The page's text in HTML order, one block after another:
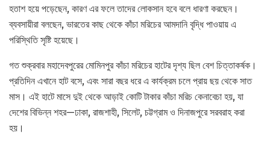
হতাশ হয়ে পড়েছেন, কারণ এর ফলে তাদের লোকসান হবে বলে ধারণা করছেন।
ব্যবসায়ীরা বলছেন, ভারতের কাছ থেকে কাঁচা মরিচের আমদানি বৃদ্ধি পাওয়ায় এ
পরিস্থিতি সৃষ্টি হয়েছে।
গত শুক্রবার মহাদেবপুরের মোমিনপুর কাঁচা মরিচের হাটের দৃশ্য ছিল বেশ চিত্তাকর্ষক।
প্রতিদিন এখানে হাট বসে, এবং সারা বছর ধরে এ কার্যক্রম চলে প্রায় ছয় থেকে সাত
মাস। এই হাটে মাসে দুই থেকে আড়াই কোটি টাকার কাঁচা মরিচ কেনাবেচা হয়, যা
দেশের বিভিন্ন শহর—ঢাকা, রাজশাহী, সিলেট, চট্টগ্রাম ও দিনাজপুরে সরবরাহ করা
হয়।